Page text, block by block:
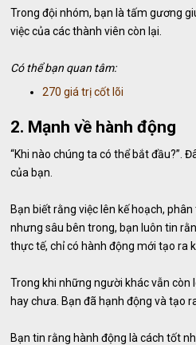
Trong đội nhóm, bạn là tấm gương
việc của các thành viên còn lại.
Có thể bạn quan tâm:
270 giá trị cốt lõi
2. Mạnh về hành động
“Khi nào chúng ta có thể bắt đầu?”.
của bạn.
Bạn biết rằng việc lên kế hoạch,
nhưng sâu bên trong, bạn luôn tin
thực tế, chỉ có hành động mới tạo ra
Trong khi những người khác vẫn còn
hay chưa. Bạn đã hạnh động và tạo
Bạn tin rằng hành động là cách tốt